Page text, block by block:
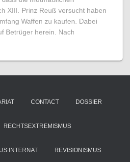
XIII. Prinz Reuß versucht haben
Waffen zu kaufen. Dabei
Betrüger herein. Nach
CONTACT DOSSIER
RECHTSEXTREMISMUS
INTERNAT REVISIONISMUS